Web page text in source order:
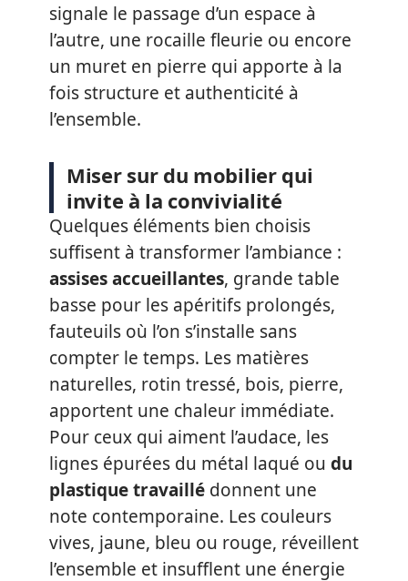
signale le passage d’un espace à
l’autre, une rocaille fleurie ou encore
un muret en pierre qui apporte à la
fois structure et authenticité à
l’ensemble.
Miser sur du mobilier qui
invite à la convivialité
Quelques éléments bien choisis
suffisent à transformer l’ambiance :
assises accueillantes, grande table
basse pour les apéritifs prolongés,
fauteuils où l’on s’installe sans
compter le temps. Les matières
naturelles, rotin tressé, bois, pierre,
apportent une chaleur immédiate.
Pour ceux qui aiment l’audace, les
lignes épurées du métal laqué ou du
plastique travaillé donnent une
note contemporaine. Les couleurs
vives, jaune, bleu ou rouge, réveillent
l’ensemble et insufflent une énergie